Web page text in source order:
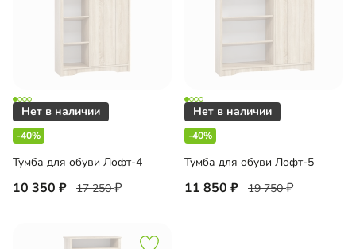
-40%
Тумба для обуви Лофт-4
10 350 17 250
-40%
Тумба для обуви Лофт-5
11 850 19 750